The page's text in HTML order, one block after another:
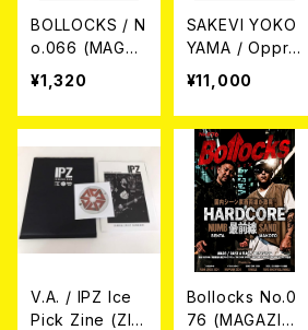
BOLLOCKS / N
o.066 (MAGAZ
INE)
¥1,320
SAKEVI YOKO
YAMA / Oppre
ssive Liberati
on SPIRIT Vol
ume 1 (ART B
OOK)
¥11,000
V.A. / IPZ Ice
Pick Zine (ZIN
Bollocks No.0
76 (MAGAZIN